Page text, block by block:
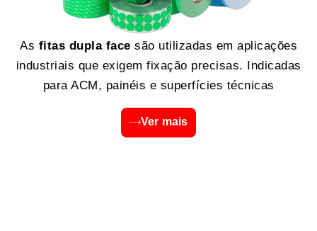
As fitas dupla face são utilizadas em aplicações
industriais que exigem fixação precisas. Indicadas
para ACM, painéis e superfícies técnicas
Ver mais